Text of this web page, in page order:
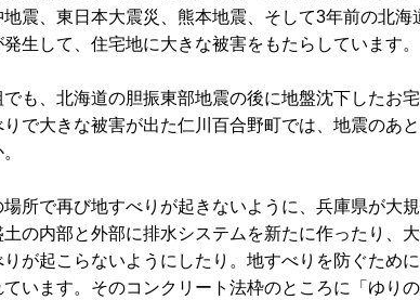
地震、東日本大震災、熊本地震、そして3年前の北海
生して、住宅地に大きな被害をもたらしています。
も、北海道の胆振東部地震の後に地盤沈下したお
りで大きな被害が出た仁川百合野町では、地震のあ
場所で再び地すべりが起きないように、兵庫県が大
土の内部と外部に排水システムを新たに作ったり、
りが起こらないようにしたり。地すべりを防ぐため
ています。そのコンクリート法枠のところに「ゆり